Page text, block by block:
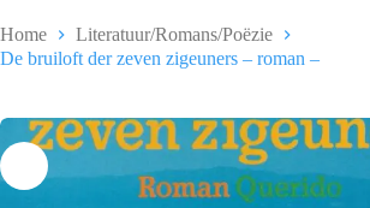
Home
Literatuur/Romans/Poëzie
De bruiloft der zeven zigeuners – roman –